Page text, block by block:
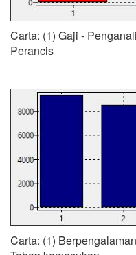
Carta: (1) Gaji -
Perancis
Carta: (1)